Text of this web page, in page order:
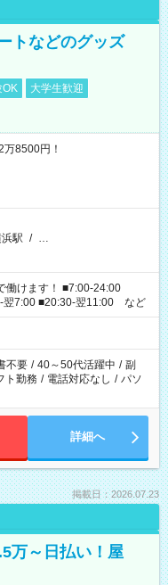
トなどのグッズ
OK
大学生歓迎
8500円！
駅 / …
働けます！ ■7:00-24:00
翌7:00 ■20:30-翌11:00 など
不要 / 40～50代活躍中 / 副
ト勤務 / 電話対応なし / パソ
詳細へ
掲載日：2026.07.23
万～日払い！屋